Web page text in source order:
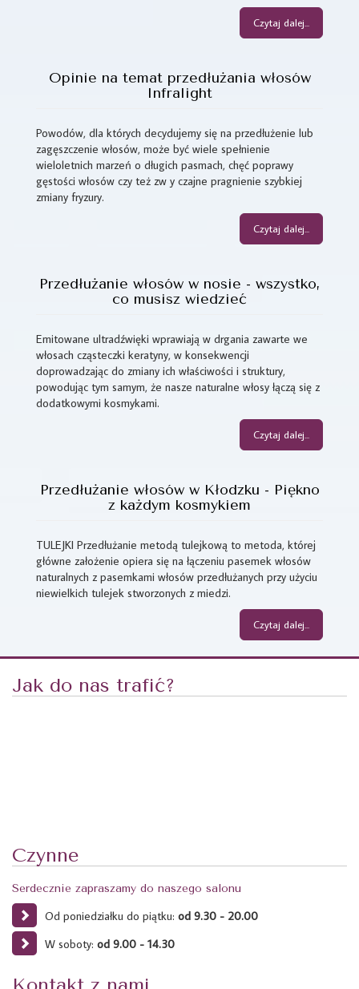
Czytaj dalej...
Opinie na temat przedłużania włosów
Infralight
Powodów, dla których decydujemy się na przedłużenie lub
zagęszczenie włosów, może być wiele spełnienie
wieloletnich marzeń o długich pasmach, chęć poprawy
gęstości włosów czy też zw y czajne pragnienie szybkiej
zmiany fryzury.
Czytaj dalej...
Przedłużanie włosów w nosie - wszystko,
co musisz wiedzieć
Emitowane ultradźwięki wprawiają w drgania zawarte we
włosach cząsteczki keratyny, w konsekwencji
doprowadzając do zmiany ich właściwości i struktury,
powodując tym samym, że nasze naturalne włosy łączą się z
dodatkowymi kosmykami.
Czytaj dalej...
Przedłużanie włosów w Kłodzku - Piękno
z każdym kosmykiem
TULEJKI Przedłużanie metodą tulejkową to metoda, której
główne założenie opiera się na łączeniu pasemek włosów
naturalnych z pasemkami włosów przedłużanych przy użyciu
niewielkich tulejek stworzonych z miedzi.
Czytaj dalej...
Jak do nas trafić?
Czynne
Serdecznie zapraszamy do naszego salonu
Od poniedziałku do piątku: od 9.30 - 20.00
W soboty: od 9.00 - 14.30